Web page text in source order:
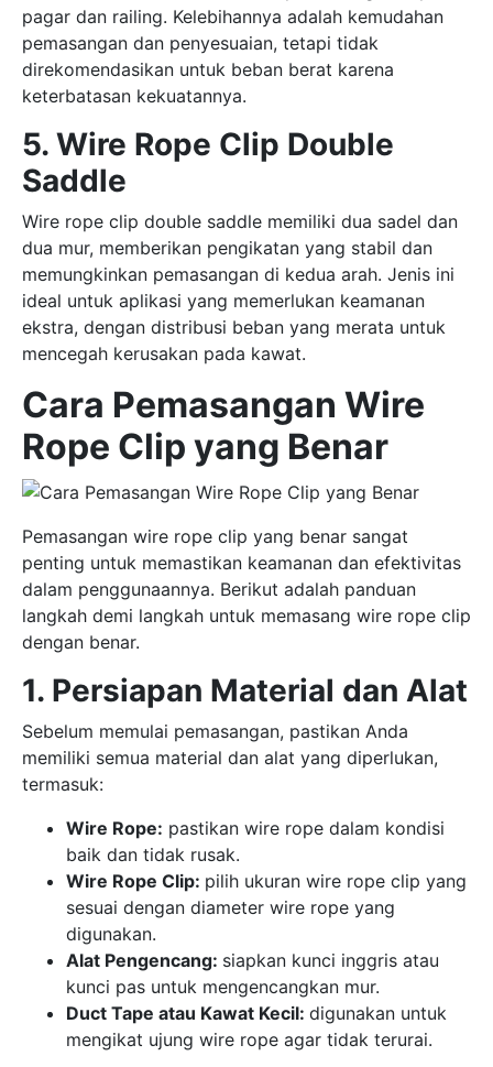
pagar dan railing. Kelebihannya adalah kemudahan
pemasangan dan penyesuaian, tetapi tidak
direkomendasikan untuk beban berat karena
keterbatasan kekuatannya.
5. Wire Rope Clip Double
Saddle
Wire rope clip double saddle memiliki dua sadel dan
dua mur, memberikan pengikatan yang stabil dan
memungkinkan pemasangan di kedua arah. Jenis ini
ideal untuk aplikasi yang memerlukan keamanan
ekstra, dengan distribusi beban yang merata untuk
mencegah kerusakan pada kawat.
Cara Pemasangan Wire
Rope Clip yang Benar
Pemasangan wire rope clip yang benar sangat
penting untuk memastikan keamanan dan efektivitas
dalam penggunaannya. Berikut adalah panduan
langkah demi langkah untuk memasang wire rope clip
dengan benar.
1. Persiapan Material dan Alat
Sebelum memulai pemasangan, pastikan Anda
memiliki semua material dan alat yang diperlukan,
termasuk:
Wire Rope: pastikan wire rope dalam kondisi
baik dan tidak rusak.
Wire Rope Clip: pilih ukuran wire rope clip yang
sesuai dengan diameter wire rope yang
digunakan.
Alat Pengencang: siapkan kunci inggris atau
kunci pas untuk mengencangkan mur.
Duct Tape atau Kawat Kecil: digunakan untuk
mengikat ujung wire rope agar tidak terurai.